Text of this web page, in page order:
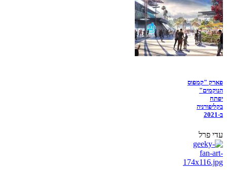
פארק "קמפוס
הנוקמים"
יפתח
בקליפורניה
ב-2021
עדי פרל